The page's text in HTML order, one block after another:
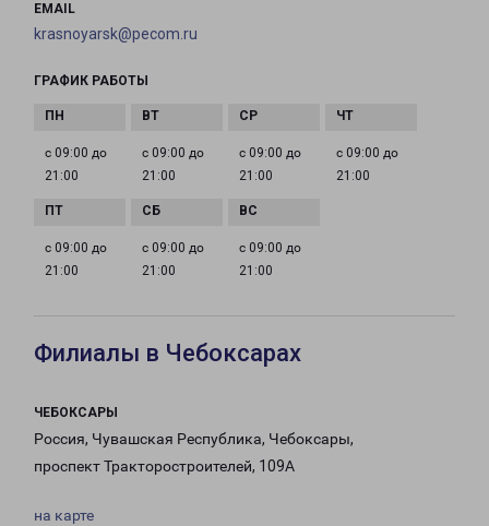
EMAIL
krasnoyarsk@pecom.ru
ГРАФИК РАБОТЫ
с 09:00 до
21:00
с 09:00 до
21:00
с 09:00 до
21:00
с 09:00 до
21:00
с 09:00 до
21:00
с 09:00 до
21:00
с 09:00 до
21:00
Филиалы в Чебоксарах
ЧЕБОКСАРЫ
Россия, Чувашская Республика, Чебоксары,
проспект Тракторостроителей, 109А
на карте